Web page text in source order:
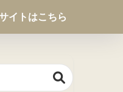
イトはこちら